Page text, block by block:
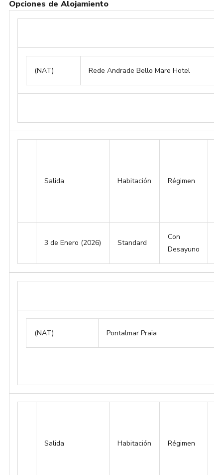
Opciones de Alojamiento
(NAT) Rede Andrade Bello Mare Hotel
Salida Habitación Régimen
3 de Enero (2026) Standard
Con
Desayuno
(NAT) Pontalmar Praia
Salida Habitación Régimen